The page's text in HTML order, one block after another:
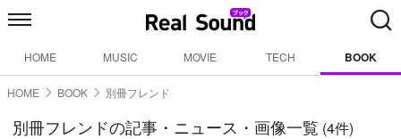
HOME MUSIC MOVIE TECH BOOK
HOME BOOK 別冊フレンド
別冊フレンドの記事・ニュース・画像一覧 (4件)